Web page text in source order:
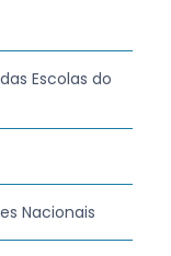
Escolas do
Nacionais